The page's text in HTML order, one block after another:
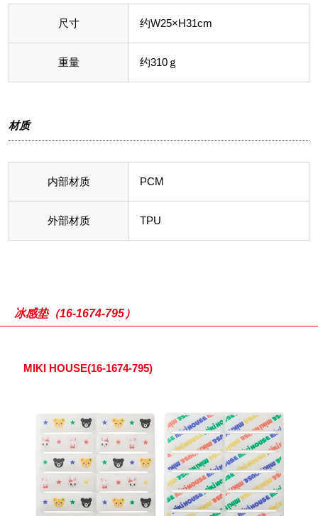
尺寸 约W25×H31cm
重量 约310ｇ
材质
内部材质 PCM
外部材质 TPU
冰感垫（16-1674-795）
MIKI HOUSE(16-1674-795)